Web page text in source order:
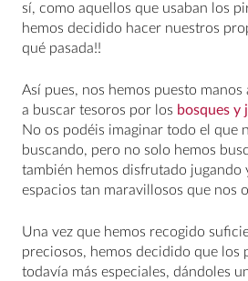
sí, como aquellos que usaban los
hemos decidido hacer nuestros
qué pasada!!
Así pues, nos hemos puesto
a buscar tesoros por los bosques y
No os podéis imaginar todo el que
buscando, pero no solo hemos
también hemos disfrutado jugando
espacios tan maravillosos que nos
Una vez que hemos recogido
preciosos, hemos decidido que los
todavía más especiales, dándoles